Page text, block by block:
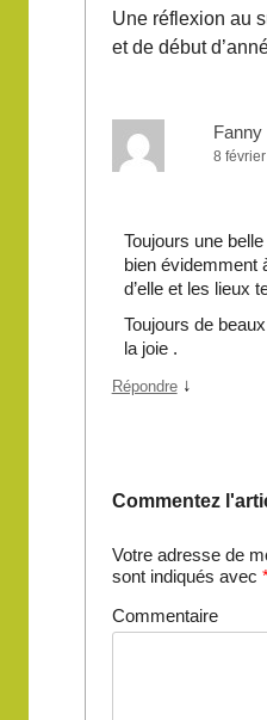
Une réflexion au
et de début
8
Toujours une
bien évidemment
d’elle et les lieux
Toujours de
la joie .
Répondre ↓
Commentez
Votre adresse de
sont indiqués avec
Commentaire